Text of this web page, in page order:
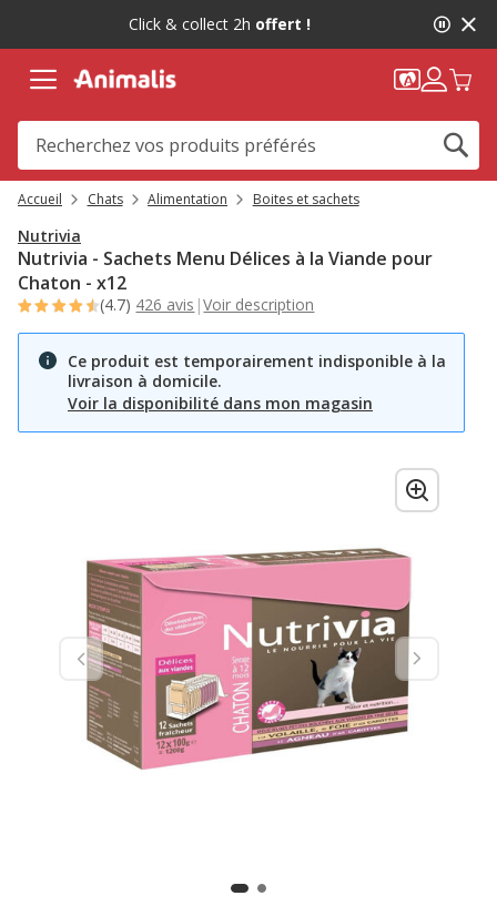
message,
Click & collect 2h offert !
Accueil Chats Alimentation Boites et sachets
Nutrivia
Nutrivia - Sachets Menu Délices à la Viande pour
Chaton - x12
(4.7) 426 avis |Voir description
Ce produit est temporairement indisponible à la
livraison à domicile.
Voir la disponibilité dans mon magasin